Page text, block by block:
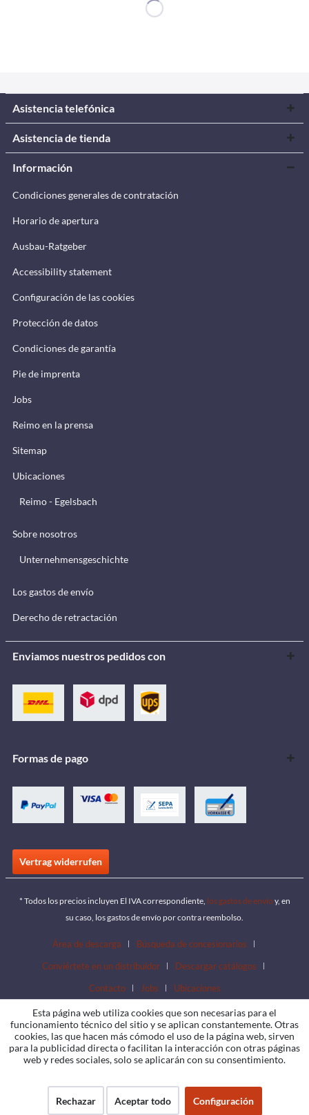
Asistencia telefónica
Asistencia de tienda
Información
Condiciones generales de contratación
Horario de apertura
Ausbau-Ratgeber
Accessibility statement
Configuración de las cookies
Protección de datos
Condiciones de garantía
Pie de imprenta
Jobs
Reimo en la prensa
Sitemap
Ubicaciones
Reimo - Egelsbach
Sobre nosotros
Unternehmensgeschichte
Los gastos de envío
Derecho de retractación
Enviamos nuestros pedidos con
Formas de pago
Vertrag widerrufen
* Todos los precios incluyen El IVA correspondiente, los gastos de envío y, en
su caso, los gastos de envío por contra reembolso.
Área de descarga
Búsqueda de concesionarios
Conviértete en un distribuidor
Descargar catálogos
Contacto
Jobs Ubicaciones
Esta página web utiliza cookies que son necesarias para el
funcionamiento técnico del sitio y se aplican constantemente. Otras
cookies, las que hacen más cómodo el uso de la página web, sirven
para la publicidad directa o facilitan la interacción con otras páginas
web y redes sociales, solo se aplicarán con su consentimiento.
Rechazar Aceptar todo Configuración